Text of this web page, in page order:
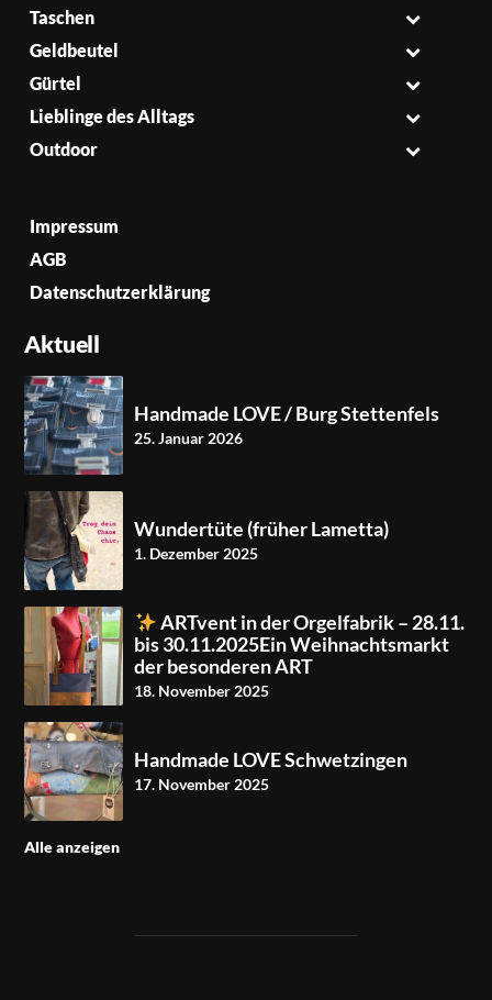
Taschen
Geldbeutel
Gürtel
Lieblinge des Alltags
Outdoor
Impressum
AGB
Datenschutzerklärung
Aktuell
Handmade LOVE / Burg Stettenfels
25. Januar 2026
Wundertüte (früher Lametta)
1. Dezember 2025
ARTvent in der Orgelfabrik – 28.11.
bis 30.11.2025Ein Weihnachtsmarkt
der besonderen ART
18. November 2025
Handmade LOVE Schwetzingen
17. November 2025
Alle anzeigen